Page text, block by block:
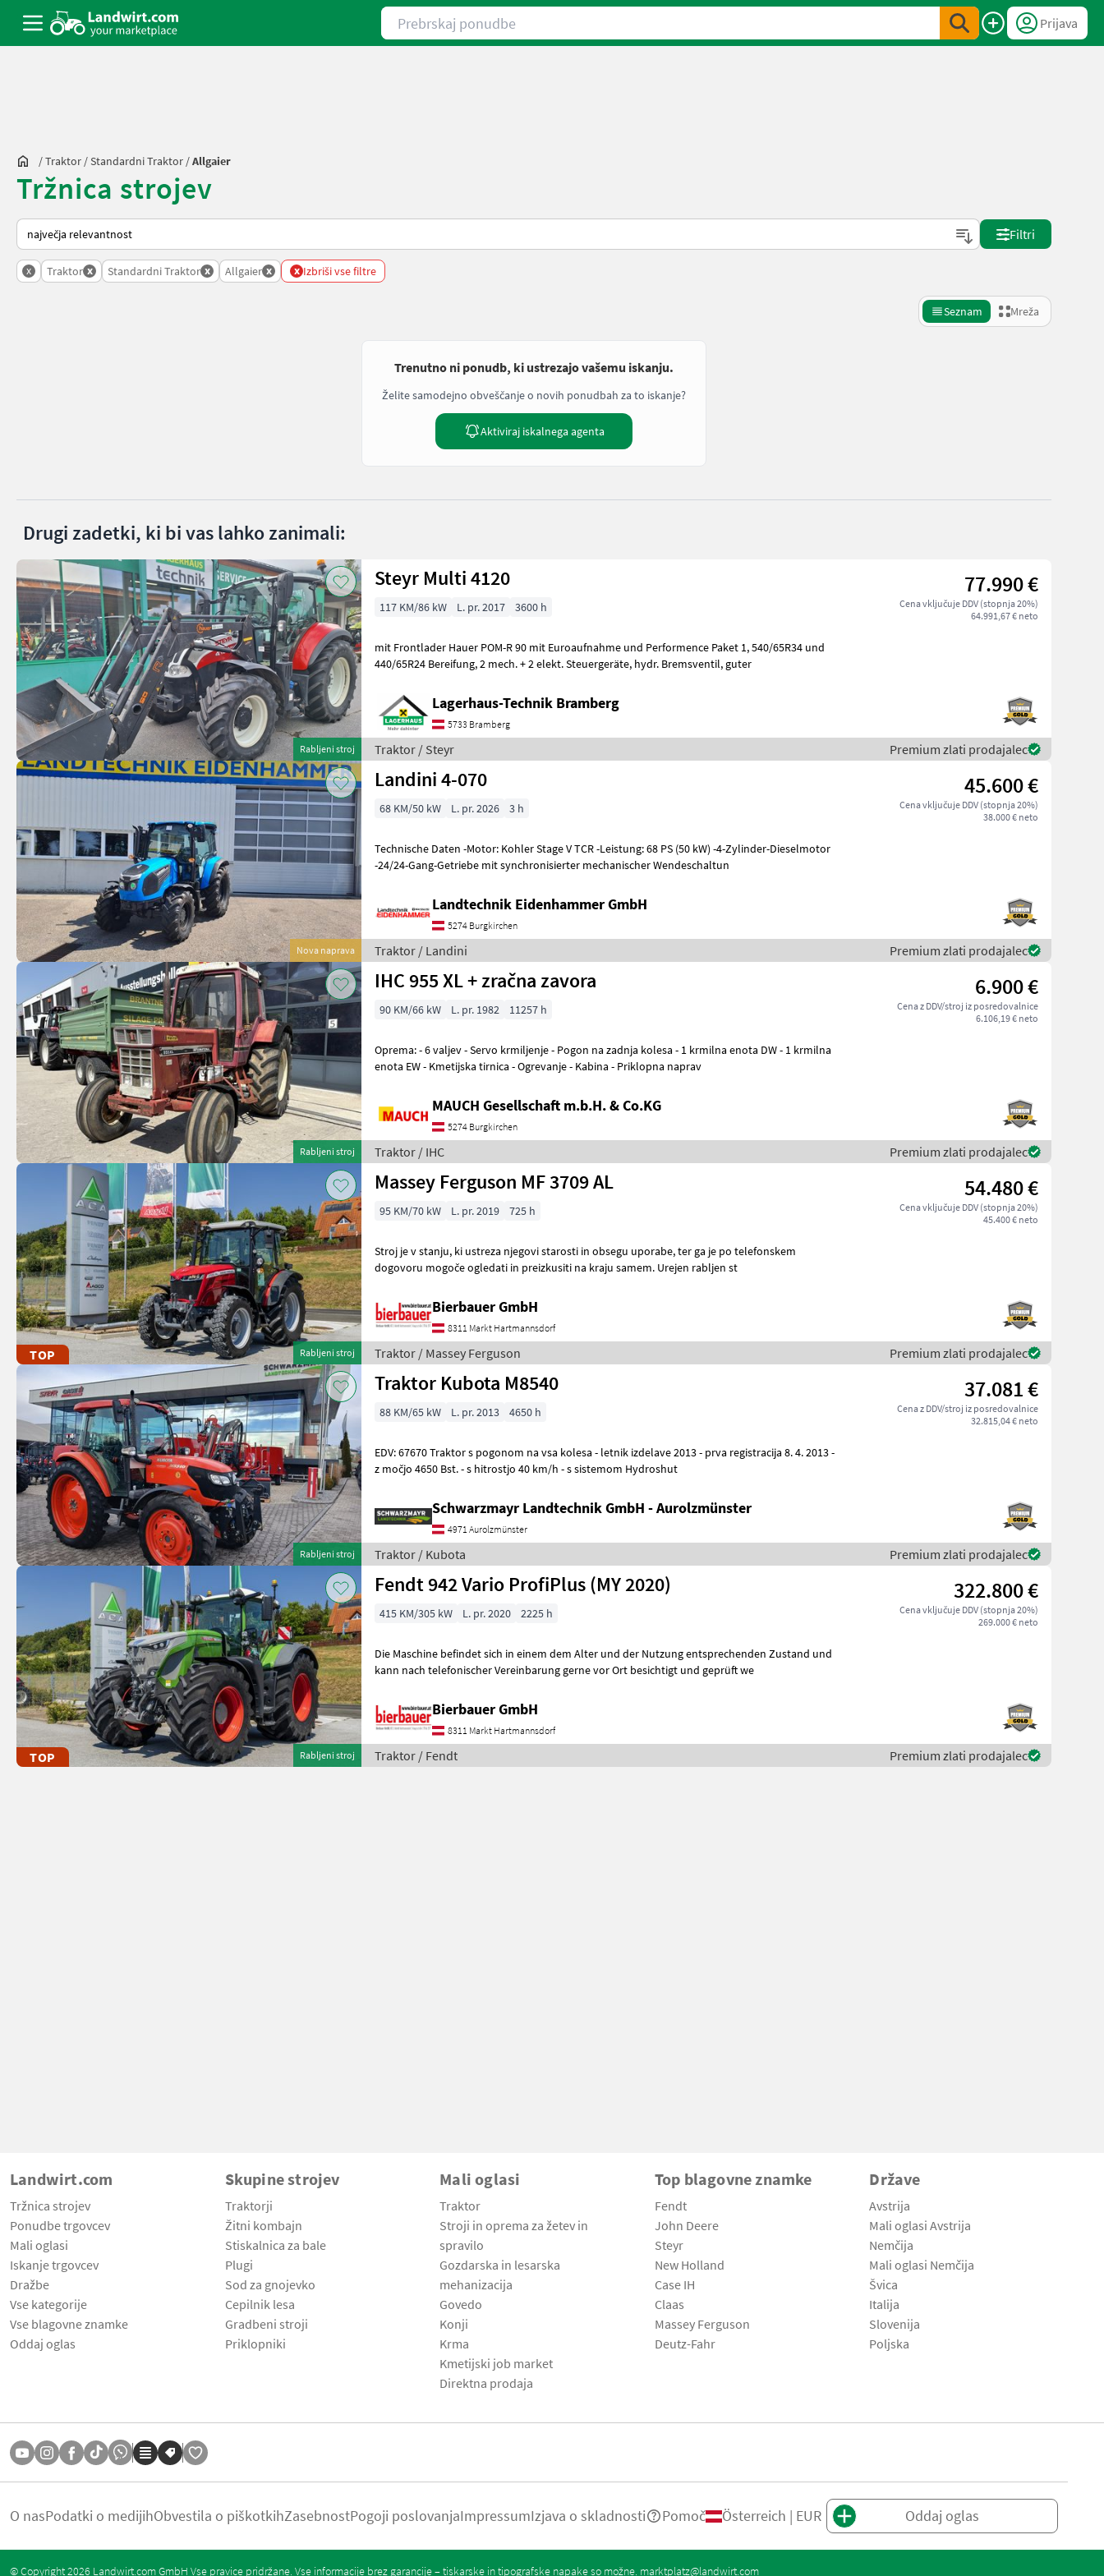
Prebrskaj ponudbe
Prijava
/Traktor /Standardni Traktor /Allgaier
Tržnica strojev
Tako je razvrščeno na Landwirt.com
Filtri
x Traktor x Standardni Traktor x Allgaier x x Izbriši vse filtre
Seznam Mreža
Trenutno ni ponudb, ki ustrezajo vašemu iskanju.
Želite samodejno obveščanje o novih ponudbah za to iskanje?
Aktiviraj iskalnega agenta
Drugi zadetki, ki bi vas lahko zanimali:
Rabljeni stroj
Steyr Multi 4120 77.990 €
Cena vključuje DDV (stopnja 20%)
64.991,67 € neto
117 KM/86 kW L. pr. 2017 3600 h
mit Frontlader Hauer POM-R 90 mit Euroaufnahme und Performence Paket 1, 540/65R34 und
440/65R24 Bereifung, 2 mech. + 2 elekt. Steuergeräte, hydr. Bremsventil, guter
Lagerhaus-Technik Bramberg
5733 Bramberg
Traktor / Steyr Premium zlati prodajalec
Nova naprava
Landini 4-070 45.600 €
Cena vključuje DDV (stopnja 20%)
38.000 € neto
68 KM/50 kW L. pr. 2026 3 h
Technische Daten -Motor: Kohler Stage V TCR -Leistung: 68 PS (50 kW) -4-Zylinder-Dieselmotor
-24/24-Gang-Getriebe mit synchronisierter mechanischer Wendeschaltun
Landtechnik Eidenhammer GmbH
5274 Burgkirchen
Traktor / Landini Premium zlati prodajalec
Rabljeni stroj
IHC 955 XL + zračna zavora 6.900 €
Cena z DDV/stroj iz posredovalnice
6.106,19 € neto
90 KM/66 kW L. pr. 1982 11257 h
Oprema: - 6 valjev - Servo krmiljenje - Pogon na zadnja kolesa - 1 krmilna enota DW - 1 krmilna
enota EW - Kmetijska tirnica - Ogrevanje - Kabina - Priklopna naprav
MAUCH Gesellschaft m.b.H. & Co.KG
5274 Burgkirchen
Traktor / IHC Premium zlati prodajalec
TOP Rabljeni stroj
Massey Ferguson MF 3709 AL 54.480 €
Cena vključuje DDV (stopnja 20%)
45.400 € neto
95 KM/70 kW L. pr. 2019 725 h
Stroj je v stanju, ki ustreza njegovi starosti in obsegu uporabe, ter ga je po telefonskem
dogovoru mogoče ogledati in preizkusiti na kraju samem. Urejen rabljen st
Bierbauer GmbH
8311 Markt Hartmannsdorf
Traktor / Massey Ferguson Premium zlati prodajalec
Rabljeni stroj
Traktor Kubota M8540 37.081 €
Cena z DDV/stroj iz posredovalnice
32.815,04 € neto
88 KM/65 kW L. pr. 2013 4650 h
EDV: 67670 Traktor s pogonom na vsa kolesa - letnik izdelave 2013 - prva registracija 8. 4. 2013 -
z močjo 4650 Bst. - s hitrostjo 40 km/h - s sistemom Hydroshut
Schwarzmayr Landtechnik GmbH - Aurolzmünster
4971 Aurolzmünster
Traktor / Kubota Premium zlati prodajalec
TOP Rabljeni stroj
Fendt 942 Vario ProfiPlus (MY 2020) 322.800 €
Cena vključuje DDV (stopnja 20%)
269.000 € neto
415 KM/305 kW L. pr. 2020 2225 h
Die Maschine befindet sich in einem dem Alter und der Nutzung entsprechenden Zustand und
kann nach telefonischer Vereinbarung gerne vor Ort besichtigt und geprüft we
Bierbauer GmbH
8311 Markt Hartmannsdorf
Traktor / Fendt Premium zlati prodajalec
Landwirt.com
Tržnica strojev
Ponudbe trgovcev
Mali oglasi
Iskanje trgovcev
Dražbe
Vse kategorije
Vse blagovne znamke
Oddaj oglas
Skupine strojev
Traktorji
Žitni kombajn
Stiskalnica za bale
Plugi
Sod za gnojevko
Cepilnik lesa
Gradbeni stroji
Priklopniki
Mali oglasi
Traktor
Stroji in oprema za žetev in
spravilo
Gozdarska in lesarska
mehanizacija
Govedo
Konji
Krma
Kmetijski job market
Direktna prodaja
Top blagovne znamke
Fendt
John Deere
Steyr
New Holland
Case IH
Claas
Massey Ferguson
Deutz-Fahr
Države
Avstrija
Mali oglasi Avstrija
Nemčija
Mali oglasi Nemčija
Švica
Italija
Slovenija
Poljska
O nasPodatki o medijihObvestila o piškotkihZasebnostPogoji poslovanjaImpressumIzjava o skladnosti Pomoč Österreich | EUR Oddaj oglas
© Copyright 2026 Landwirt.com GmbH Vse pravice pridržane. Vse informacije brez garancije – tiskarske in tipografske napake so možne. marktplatz@landwirt.com